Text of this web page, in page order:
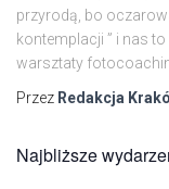
przyrodą, bo
kontemplacji ” i nas
warsztaty
Przez Redakcja
Najbliższe